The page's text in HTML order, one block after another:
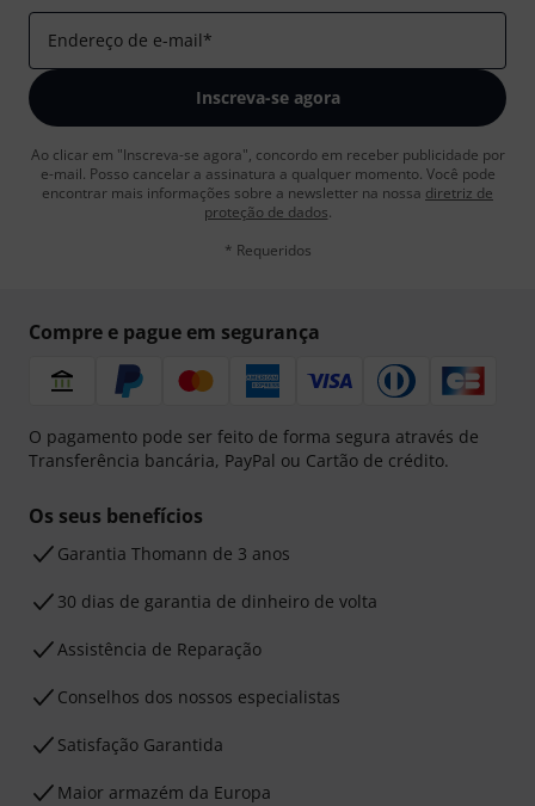
Endereço de e-mail*
Inscreva-se agora
Ao clicar em "Inscreva-se agora", concordo em receber publicidade por
e-mail. Posso cancelar a assinatura a qualquer momento. Você pode
encontrar mais informações sobre a newsletter na nossa diretriz de
proteção de dados.
* Requeridos
Compre e pague em segurança
O pagamento pode ser feito de forma segura através de
Transferência bancária, PayPal ou Cartão de crédito.
Os seus benefícios
Garantia Thomann de 3 anos
30 dias de garantia de dinheiro de volta
Assistência de Reparação
Conselhos dos nossos especialistas
Satisfação Garantida
Maior armazém da Europa